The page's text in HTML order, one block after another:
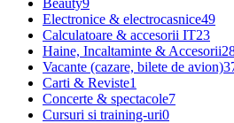
Beauty9
Electronice & electrocasnice49
Calculatoare & accesorii IT23
Haine, Incaltaminte & Accesorii
Vacante (cazare, bilete de avion)
Carti & Reviste1
Concerte & spectacole7
Cursuri si training-uri0